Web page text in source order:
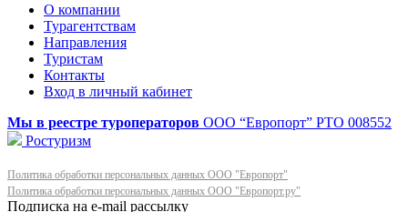
О компании
Турагентствам
Направления
Туристам
Контакты
Вход в личный кабинет
Мы в реестре туроператоров ООО “Европорт” РТО 008552
Ростуризм
Политика обработки персональных данных ООО "Европорт"
Политика обработки персональных данных ООО "Европорт.ру"